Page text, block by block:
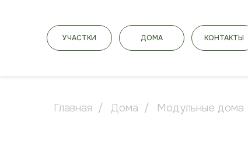
УЧАСТКИ ДОМА КОНТАКТЫ
Главная / Дома / Модульные дома